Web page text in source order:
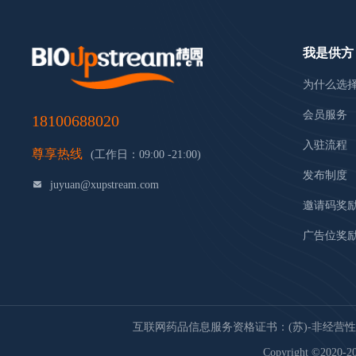
18100688020
尊享热线 (工作日：09:00 -21:00)
juyuan@xupstream.com
我是供方
为什么选
会员服务
入驻流程
发布制度
邀请码奖
广告位奖
互联网药品信息服务资格证书：(苏)-非经营性
Copyright ©2020-